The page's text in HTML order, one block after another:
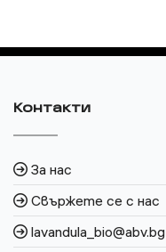
Контакти
За нас
Свържете се с нас
lavandula_bio@abv.bg